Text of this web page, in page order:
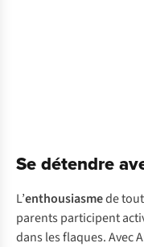
Se détendre
L’enthousiasmede
parents participent
dans les flaques. Avec